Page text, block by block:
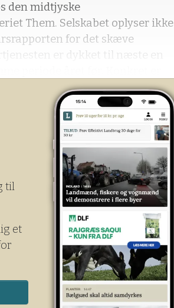
den midtjyske
Them. Selskabet oplyser ikke
for det skæve
er dykket til næste en
7 millioner kroner.
til
et